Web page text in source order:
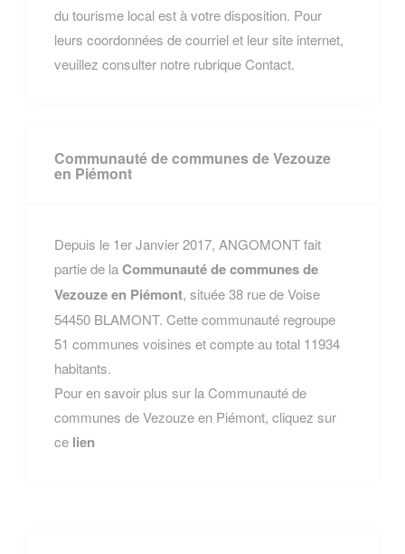
du tourisme local est à votre disposition. Pour
leurs coordonnées de courriel et leur site internet,
veuillez consulter notre rubrique Contact.
Communauté de communes de Vezouze
en Piémont
Depuis le 1er Janvier 2017, ANGOMONT fait
partie de laCommunauté de communes de
Vezouze en Piémont, située 38 rue de Voise
54450 BLAMONT. Cette communauté regroupe
51 communes voisines et compte au total 11934
habitants.
Pour en savoir plus sur la Communauté de
communes de Vezouze en Piémont, cliquez sur
ce lien